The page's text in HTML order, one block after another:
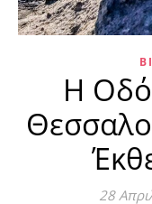
Η
28